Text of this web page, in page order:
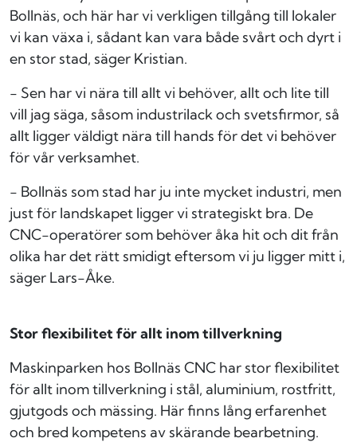
Bollnäs, och här har vi verkligen tillgång till lokaler
vi kan växa i, sådant kan vara både svårt och dyrt i
en stor stad, säger Kristian.
- Sen har vi nära till allt vi behöver, allt och lite till
vill jag säga, såsom industrilack och svetsfirmor, så
allt ligger väldigt nära till hands för det vi behöver
för vår verksamhet.
- Bollnäs som stad har ju inte mycket industri, men
just för landskapet ligger vi strategiskt bra. De
CNC-operatörer som behöver åka hit och dit från
olika har det rätt smidigt eftersom vi ju ligger mitt i,
säger Lars-Åke.
Stor flexibilitet för allt inom tillverkning
Maskinparken hos Bollnäs CNC har stor flexibilitet
för allt inom tillverkning i stål, aluminium, rostfritt,
gjutgods och mässing. Här finns lång erfarenhet
och bred kompetens av skärande bearbetning.